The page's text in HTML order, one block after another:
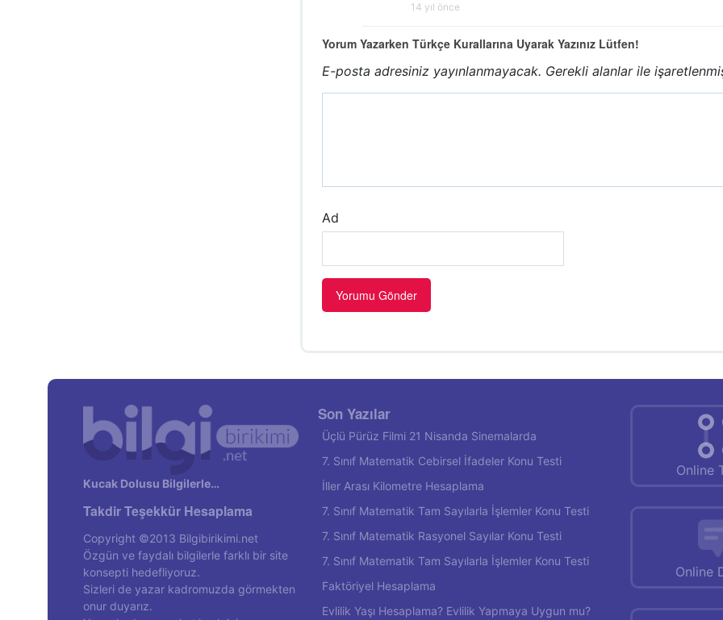
14 yıl önce
Yorum Yazarken Türkçe Kurallarına Uyarak Yazınız Lütfen!
E-posta adresiniz yayınlanmayacak. Gerekli alanlar ile
Ad
Kucak Dolusu Bilgilerle…
Takdir Teşekkür Hesaplama
Copyright ©2013 Bilgibirikimi.net
Özgün ve faydalı bilgilerle farklı bir site
konsepti hedefliyoruz.
Sizleri de yazar kadromuzda görmekten
onur duyarız.
Son Yazılar
Üçlü Pürüz Filmi 21 Nisanda Sinemalarda
7. Sınıf Matematik Cebirsel İfadeler Konu Testi
İller Arası Kilometre Hesaplama
7. Sınıf Matematik Tam Sayılarla İşlemler Konu Testi
7. Sınıf Matematik Rasyonel Sayılar Konu Testi
7. Sınıf Matematik Tam Sayılarla İşlemler Konu Testi
Faktöriyel Hesaplama
Evlilik Yaşı Hesaplama? Evlilik Yapmaya Uygun mu?
Online
Online